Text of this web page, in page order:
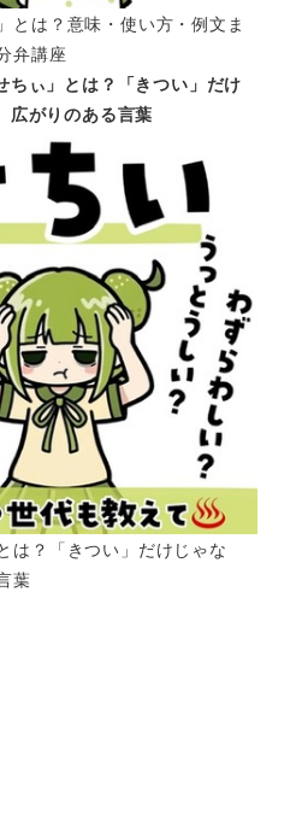
とは？意味・使い方・例文ま
弁講座
ちぃ」とは？「きつい」だけ
広がりのある言葉
は？「きつい」だけじゃな
葉